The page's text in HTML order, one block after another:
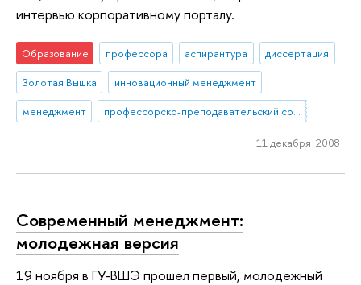
интервью корпоративному порталу.
Образование профессора аспирантура
диссертация
Золотая Вышка
инновационный менеджмент
менеджмент
профессорско-преподавательский состав
11 декабря 2008
Современный менеджмент:
молодежная версия
19 ноября в ГУ-ВШЭ прошел первый, молодежный